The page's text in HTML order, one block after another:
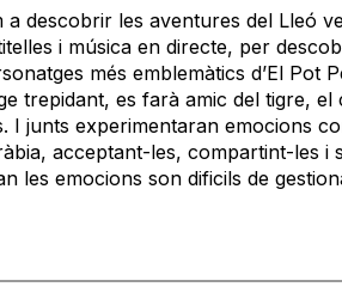
a descobrir les aventures del Lleó
i música en directe, per
més emblemàtics d’El Pot
trepidant, es farà amic del tigre,
I junts experimentaran emocions
acceptant-les, compartint-les i
les emocions son dificils de